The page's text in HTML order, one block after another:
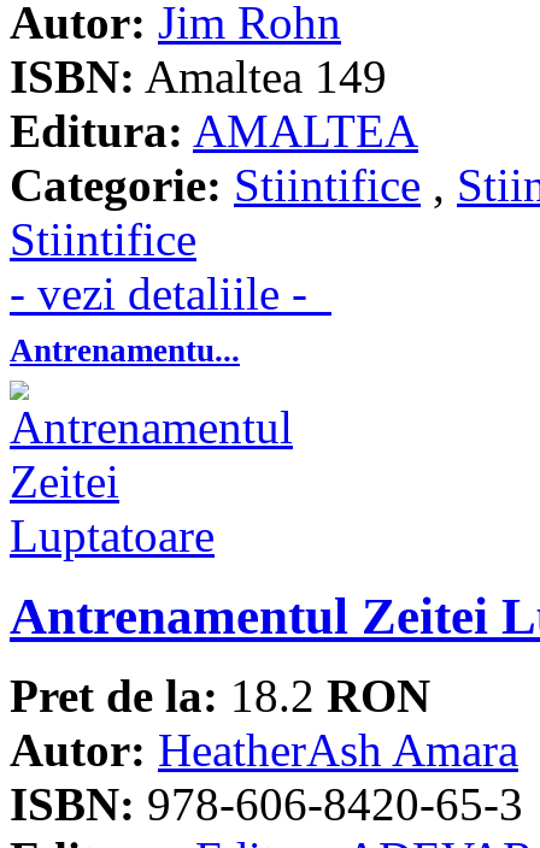
Autor: Jim Rohn
ISBN: Amaltea 149
Editura: AMALTEA
Categorie: Stiintifice ,
Stiintifice
- vezi detaliile -
Antrenamentu...
Antrenamentul Zeitei
Pret de la: 18.2 RON
Autor: HeatherAsh Amara
ISBN: 978-606-8420-65-3